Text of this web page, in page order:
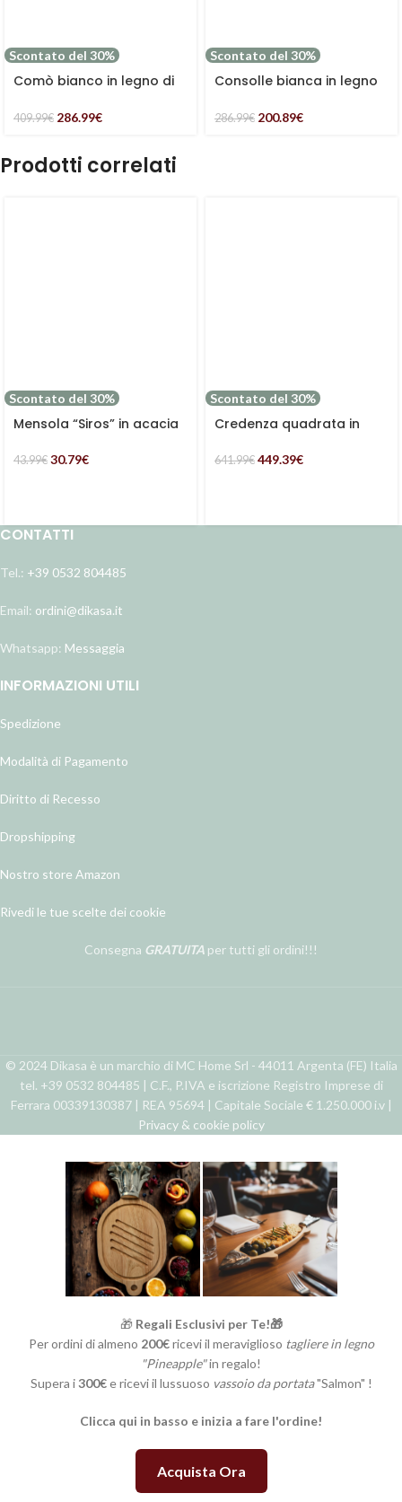
Scontato del 30%
Comò bianco in legno di
409.99€ 286.99€
Scontato del 30%
Consolle bianca in legno
286.99€ 200.89€
Prodotti correlati
Scontato del 30%
Mensola “Siros” in acacia
43.99€ 30.79€
Scontato del 30%
Credenza quadrata in
641.99€ 449.39€
CONTATTI
Tel.: +39 0532 804485
Email: ordini@dikasa.it
Whatsapp: Messaggia
INFORMAZIONI UTILI
Spedizione
Modalità di Pagamento
Diritto di Recesso
Dropshipping
Nostro store Amazon
Rivedi le tue scelte dei cookie
Consegna GRATUITA per tutti gli ordini!!!
© 2024 Dikasa è un marchio di MC Home Srl - 44011 Argenta (FE) Italia
tel. +39 0532 804485 | C.F., P.IVA e iscrizione Registro Imprese di
Ferrara 00339130387 | REA 95694 | Capitale Sociale € 1.250.000 i.v |
Privacy & cookie policy
🎁 Regali Esclusivi per Te!🎁
Per ordini di almeno 200€ricevi il meraviglioso tagliere in legno
"Pineapple"in regalo!
Supera i300€e ricevi il lussuoso vassoio da portata"Salmon" !
Clicca qui in basso e inizia a fare l'ordine!
Acquista Ora